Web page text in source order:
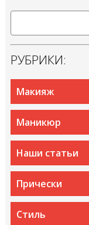
РУБРИКИ:
Макияж
Маникюр
Наши статьи
Прически
Стиль